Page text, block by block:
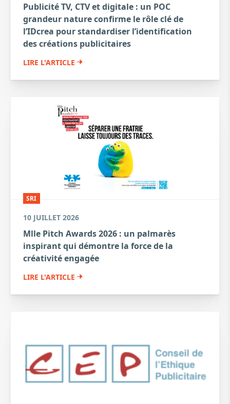
Publicité TV, CTV et digitale : un POC
grandeur nature confirme le rôle clé de
l’IDcrea pour standardiser l’identification
des créations publicitaires
LIRE L'ARTICLE
SRI
10 JUILLET 2026
Mlle Pitch Awards 2026 : un palmarès
inspirant qui démontre la force de la
créativité engagée
LIRE L'ARTICLE